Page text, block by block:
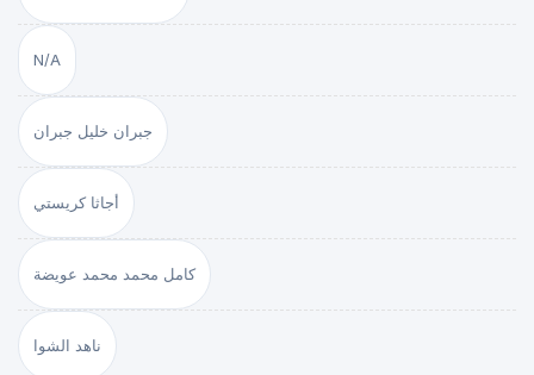
N/A
جبران خليل جبران
أجاثا كريستي
كامل محمد محمد عويضة
ناهد الشوا